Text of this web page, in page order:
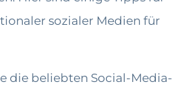
sozialer Medien für
die beliebten Social-Media-